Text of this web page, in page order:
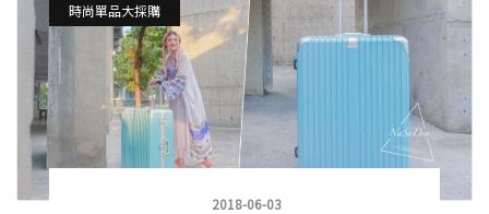
時尚單品大採購
2018-06-03